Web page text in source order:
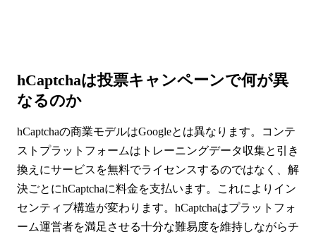
hCaptchaは投票キャンペーンで何が異
なるのか
hCaptchaの商業モデルはGoogleとは異なります。コンテ
ストプラットフォームはトレーニングデータ収集と引き
換えにサービスを無料でライセンスするのではなく、解
決ごとにhCaptchaに料金を支払います。これによりイン
センティブ構造が変わります。hCaptchaはプラットフォ
ーム運営者を満足させる十分な難易度を維持しながらチ